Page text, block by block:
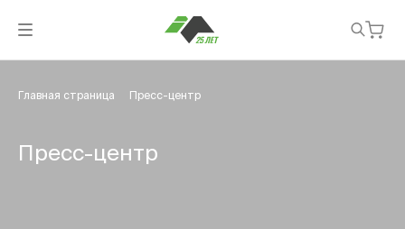
Главная страница Пресс-центр
Пресс-центр